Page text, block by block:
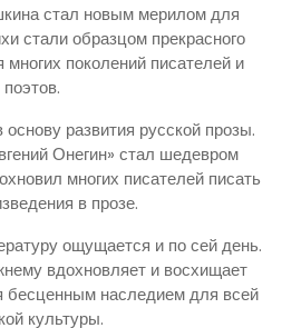
стал новым мерилом для
стали образцом прекрасного
многих поколений писателей и
поэтов.
развития русской прозы.
Онегин» стал шедевром
многих писателей писать
в прозе.
ощущается и по сей день.
вдохновляет и восхищает
бесценным наследием для всей
культуры.